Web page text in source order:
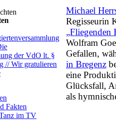
der VdO lt. §
// Wir gratulieren
Fakten
im TV
Michael
Regisseurin
„Fliegenden
Wolfram
Gefallen,
in Bregenz
eine
Glücksfall,
als